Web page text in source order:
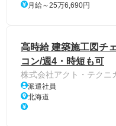
月給～25万6,690円
高時給 建築施工図チ
コン/週4・時短も可
株式会社アクト・テクニ
派遣社員
北海道